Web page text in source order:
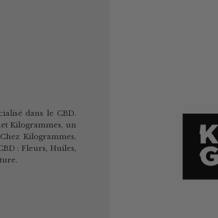
dans le CBD.
Kilogrammes, un
Kilogrammes,
: Fleurs, Huiles,